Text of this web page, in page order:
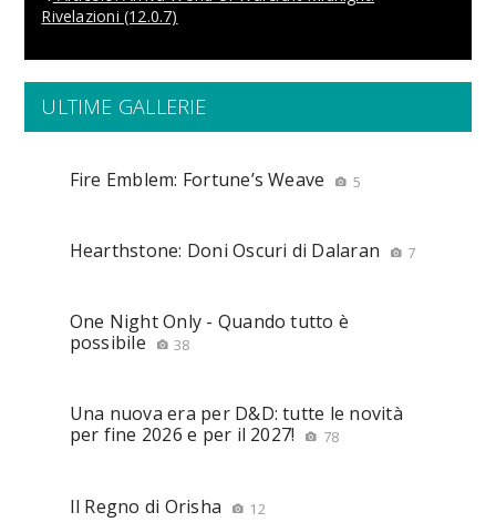
Rivelazioni (12.0.7)
ULTIME GALLERIE
Fire Emblem: Fortune’s Weave 5
Hearthstone: Doni Oscuri di Dalaran 7
One Night Only - Quando tutto è
possibile
38
Una nuova era per D&D: tutte le novità
per fine 2026 e per il 2027!
78
Il Regno di Orisha 12